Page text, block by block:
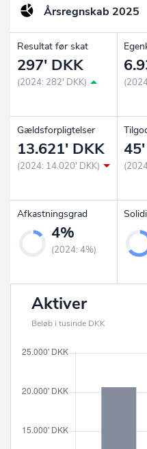
Årsregnskab 2025
Resultat før skat
297' DKK
(2024: 282' DKK)
Gældsforpligtelser
13.621' DKK
(2024: 14.020' DKK)
Afkastningsgrad
4%
(2024: 4%)
Aktiver
Beløb i tusinde DKK